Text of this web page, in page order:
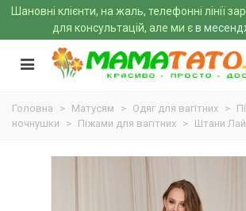
Шановні клієнти, на жаль, телефонні лінії
для консультацій, але ми єв
Головна > Матусям > Одяг для вагітних >
ночнушки
> Піжами для вагітних > Штани